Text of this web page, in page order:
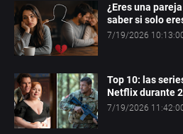
¿Eres una
saber si solo
7/19/2026 10:13:00
Top 10: las
Netflix durante
7/19/2026 11:42:00